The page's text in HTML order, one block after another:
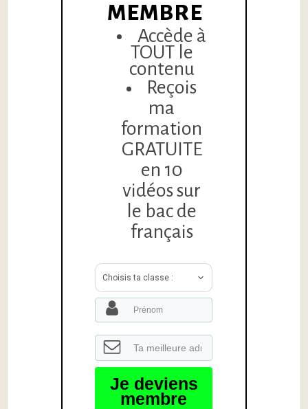
MEMBRE
Accède à
TOUT le
contenu
Reçois
ma
formation
GRATUITE
en 10
vidéos sur
le bac de
français
Choisis ta classe :
Je deviens
membre